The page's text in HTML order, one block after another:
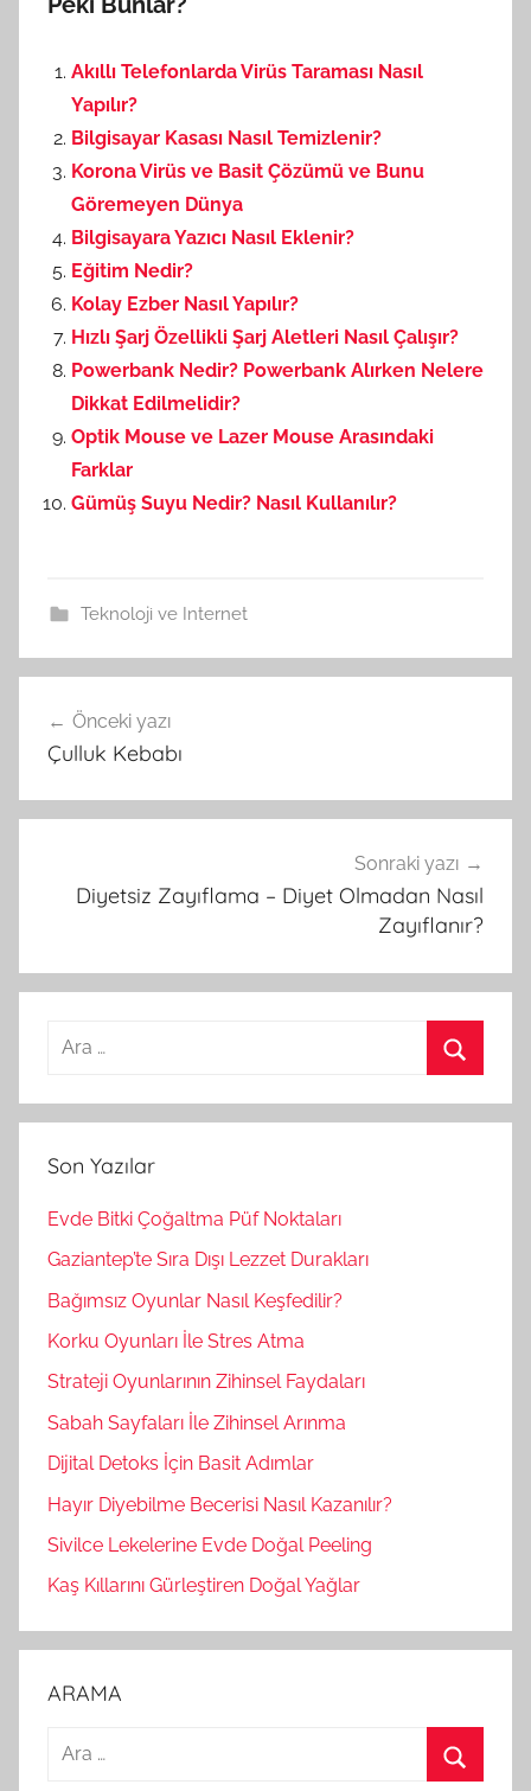
Akıllı Telefonlarda Virüs Taraması Nasıl
Yapılır?
Bilgisayar Kasası Nasıl Temizlenir?
Korona Virüs ve Basit Çözümü ve Bunu
Göremeyen Dünya
Bilgisayara Yazıcı Nasıl Eklenir?
Eğitim Nedir?
Kolay Ezber Nasıl Yapılır?
Hızlı Şarj Özellikli Şarj Aletleri Nasıl Çalışır?
Powerbank Nedir? Powerbank Alırken Nelere
Dikkat Edilmelidir?
Optik Mouse ve Lazer Mouse Arasındaki
Farklar
Gümüş Suyu Nedir? Nasıl Kullanılır?
Teknoloji ve Internet
Yazı
gezinmesi
Önceki yazı
Çulluk Kebabı
Sonraki yazı
Diyetsiz Zayıflama – Diyet Olmadan Nasıl
Zayıflanır?
a
a
r
Son Yazılar
Evde Bitki Çoğaltma Püf Noktaları
Gaziantep’te Sıra Dışı Lezzet Durakları
Bağımsız Oyunlar Nasıl Keşfedilir?
Korku Oyunları İle Stres Atma
Strateji Oyunlarının Zihinsel Faydaları
Sabah Sayfaları İle Zihinsel Arınma
Dijital Detoks İçin Basit Adımlar
Hayır Diyebilme Becerisi Nasıl Kazanılır?
Sivilce Lekelerine Evde Doğal Peeling
Kaş Kıllarını Gürleştiren Doğal Yağlar
ARAMA